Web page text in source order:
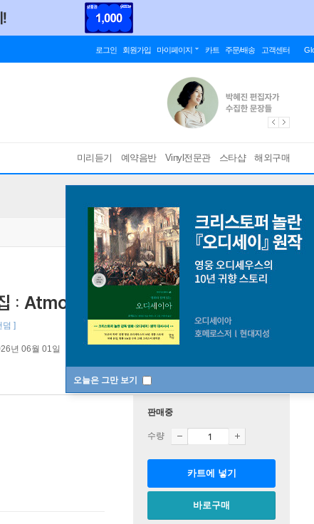
로그인 회원가입 마이페이지 카트 주문/배송 고객센터
미리듣기 예약음반 Vinyl전문관 스타샵 해외구매
오늘은 그만 보기
: Atmos [RaIn Ceremony Ver.]
덤 ]
년 06월 01일
판매중
수량
카트에 넣기
바로구매